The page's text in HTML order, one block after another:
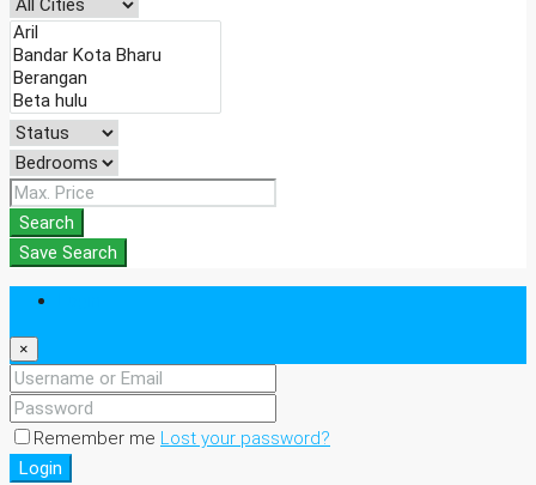
Search
Save Search
×
Remember me Lost your password?
Login